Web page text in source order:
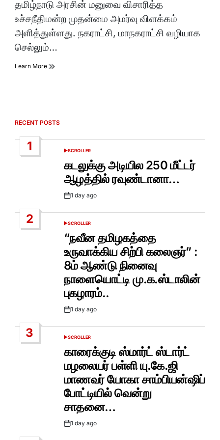
தமிழ்நாடு அரசின் மனுவை விசாரித்த
உச்சநீதிமன்ற முதன்மை அமர்வு விளக்கம்
அளித்துள்ளது. நகராட்சி, மாநகராட்சி வழியாக
செல்லும்…
Learn More
RECENT POSTS
1
POSTED
SCROLLER
கடலுக்கு அடியில 250 மீட்டர்
ஆழத்தில் ரவுண்டானா…
Post1 day ago
2
POSTED
IN
SCROLLER
“நவீன தமிழகத்தை
உருவாக்கிய சிற்பி கலைஞர்” :
8ம் ஆண்டு நினைவு
நாளையொட்டி மு.க.ஸ்டாலின்
புகழாரம்..
Post1 day ago
3
POSTED
SCROLLER
காரைக்குடி ஸ்மார்ட் ஸ்டார்ட்
மழலையர் பள்ளி யு.கே.ஜி
மாணவர் யோகா சாம்பியன்ஷிப்
போட்டியில் வென்று
சாதனை…
Post1 day ago